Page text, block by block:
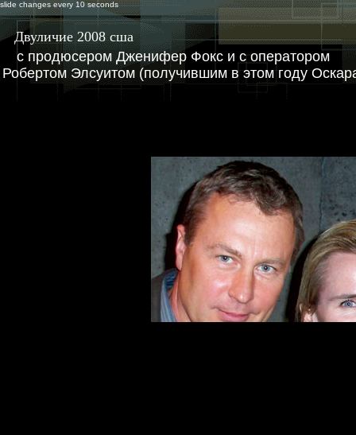
slide changes every 10 seconds
Двуличие 2008 сша
с продюсером Дженифер Фокс и с оператором
Робертом Элсуитом (получившим в этом году